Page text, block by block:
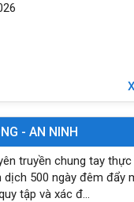
- AN NINH
truyền chung tay thực
dịch 500 ngày đêm đẩy
tập và xác đ...
mạnh tuyên truyền,